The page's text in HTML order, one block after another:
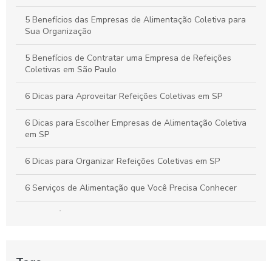
Buffet para Empresas em São Paulo: Guia Completo para
Organizar Eventos Corporativos Perfeitos
5 Benefícios das Empresas de Alimentação Coletiva para
Sua Organização
5 Benefícios de Contratar uma Empresa de Refeições
Coletivas em São Paulo
6 Dicas para Aproveitar Refeições Coletivas em SP
6 Dicas para Escolher Empresas de Alimentação Coletiva
em SP
6 Dicas para Organizar Refeições Coletivas em SP
6 Serviços de Alimentação que Você Precisa Conhecer
A importância da alimentação coletiva empresarial